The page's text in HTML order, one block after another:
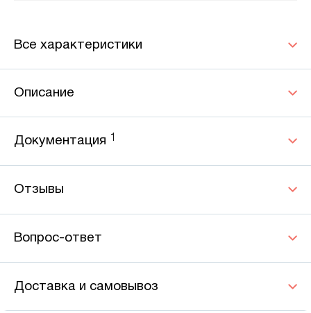
Все характеристики
Описание
Документация 1
Отзывы
Вопрос-ответ
Доставка и самовывоз